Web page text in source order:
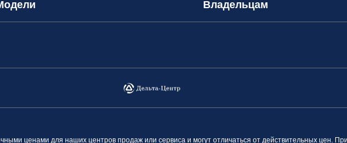
Владельцам
ценами для наших центров продаж или сервиса и могут отличаться от действительных цен.